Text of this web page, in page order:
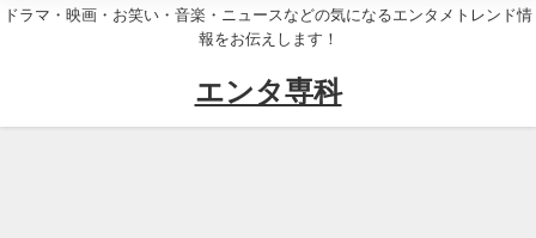
ドラマ・映画・お笑い・音楽・ニュースなどの気になるエンタメトレンド情
報をお伝えします！
エンタ専科